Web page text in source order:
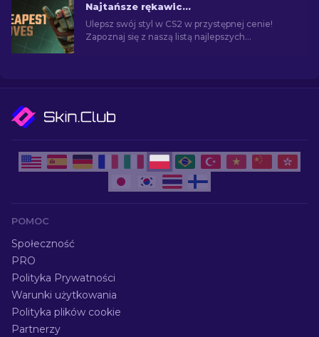
Najtańsze rękawice w CS2: Pełna lista [2026]
Ulepsz swój styl w CS2 w przystępnej cenie!
Zapoznaj się z naszą listą najlepszych
POMOC
Społeczność
PRO
Polityka Prywatności
Warunki użytkowania
Polityka plików cookie
Partnerzy